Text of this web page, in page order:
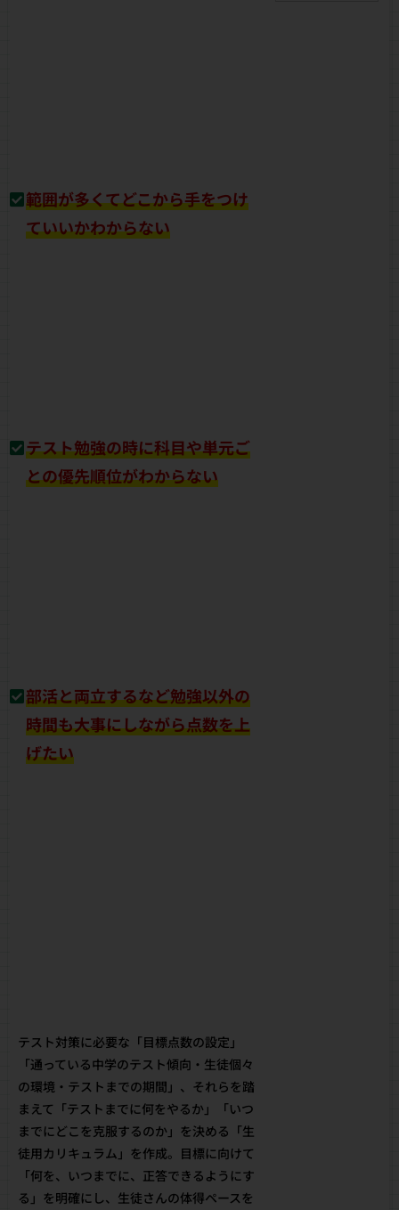
範囲が多くてどこから手をつけ
ていいかわからない
テスト勉強の時に科目や単元ご
との優先順位がわからない
部活と両立するなど勉強以外の
時間も大事にしながら点数を上
げたい
テスト対策に必要な「目標点数の設定」
「通っている中学のテスト傾向・生徒個々
の環境・テストまでの期間」、それらを踏
まえて「テストまでに何をやるか」「いつ
までにどこを克服するのか」を決める「生
徒用カリキュラム」を作成。目標に向けて
「何を、いつまでに、正答できるようにす
る」を明確にし、生徒さんの体得ペースを